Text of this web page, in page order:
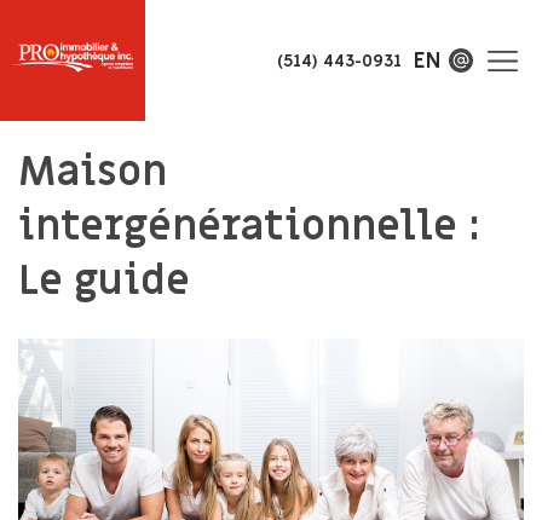
(514) 443-0931 EN
Maison
intergénérationnelle :
Le guide